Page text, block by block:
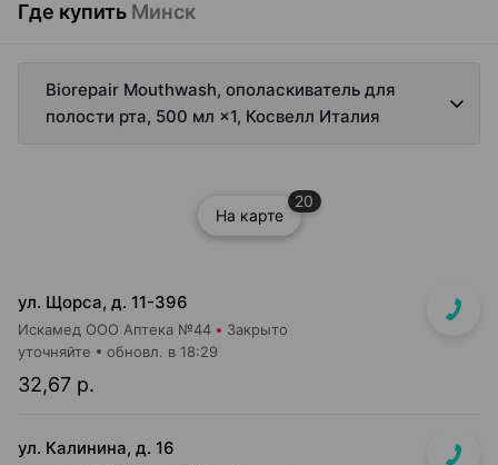
Где купить Минск
Biorepair Mouthwash, ополаскиватель для
полости рта, 500 мл ×1, Косвелл Италия
На карте
20
ул. Щорса, д. 11-396
Искамед ООО Аптека №44 Закрыто
32,67 р.
уточняйте обновл. в 18:29
ул. Калинина, д. 16